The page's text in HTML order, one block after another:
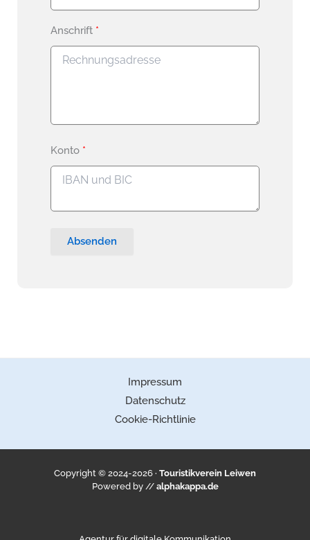
Anschrift
Konto
Absenden
Impressum
Datenschutz
Cookie-Richtlinie
Copyright © 2024-2026 · Touristikverein Leiwen
Powered by // alphakappa.de